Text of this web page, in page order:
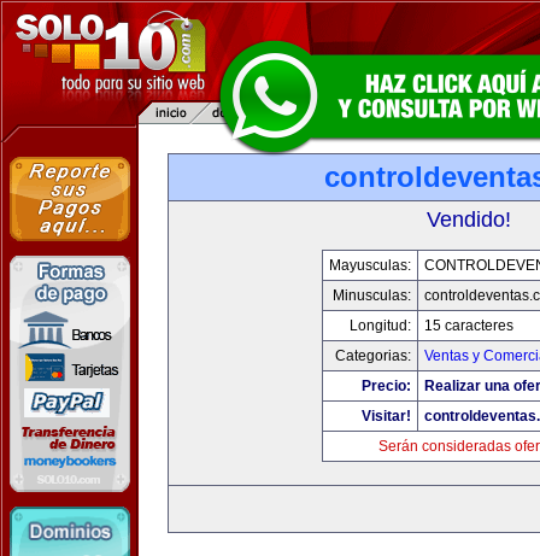
Vendido!
Mayusculas:
Minusculas:
Longitud:
15 caracteres
Categorias:
Ventas y
Precio:
Realizar una
Visitar!
Serán consideradas